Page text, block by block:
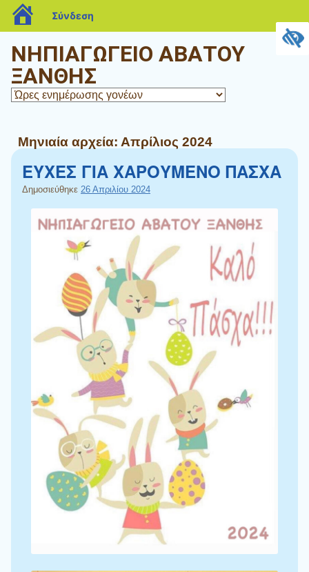
ΝΗΠΙΑΓΩΓΕΙΟ ΑΒΑΤΟΥ
ΞΑΝΘΗΣ
Μηνιαία αρχεία: Απρίλιος 2024
ΕΥΧΕΣ ΓΙΑ ΧΑΡΟΥΜΕΝΟ ΠΑΣΧΑ
Δημοσιεύθηκε 26 Απριλίου 2024
blogs.sch.gr
Σύνδεση